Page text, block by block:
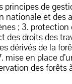
principes de
nationale et
; 3.
des droits des
dérivés de la
mise en place
des